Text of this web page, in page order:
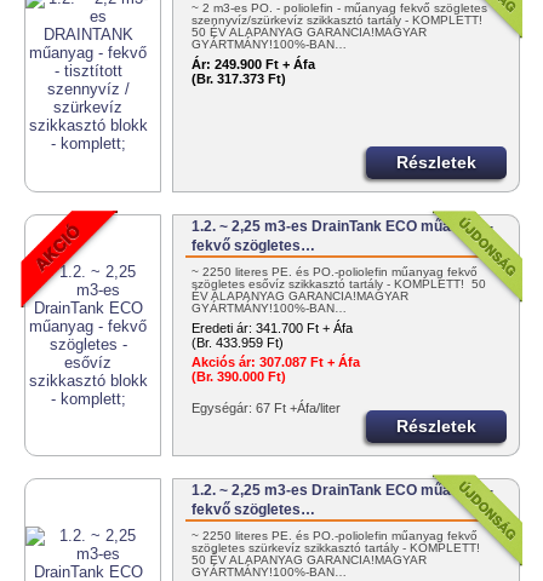
~ 2 m3-es PO. - poliolefin - műanyag fekvő szögletes
szennyvíz/szürkevíz szikkasztó tartály - KOMPLETT!
50 ÉV ALAPANYAG GARANCIA!MAGYAR
GYÁRTMÁNY!100%-BAN…
Ár: 249.900 Ft + Áfa
(Br. 317.373 Ft)
Részletek
1.2. ~ 2,25 m3-es DrainTank ECO műanyag -
fekvő szögletes…
~ 2250 literes PE. és PO.-poliolefin műanyag fekvő
szögletes esővíz szikkasztó tartály - KOMPLETT! 50
ÉV ALAPANYAG GARANCIA!MAGYAR
GYÁRTMÁNY!100%-BAN…
Eredeti ár: 341.700 Ft + Áfa
(Br. 433.959 Ft)
Akciós ár: 307.087 Ft + Áfa
(Br. 390.000 Ft)
Egységár: 67 Ft +Áfa/liter
Részletek
1.2. ~ 2,25 m3-es DrainTank ECO műanyag -
fekvő szögletes…
~ 2250 literes PE. és PO.-poliolefin műanyag fekvő
szögletes szürkevíz szikkasztó tartály - KOMPLETT!
50 ÉV ALAPANYAG GARANCIA!MAGYAR
GYÁRTMÁNY!100%-BAN…